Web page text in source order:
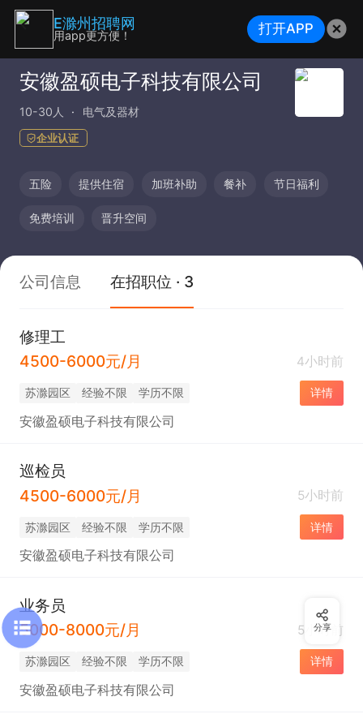
安徽盈硕电子科技有限公司
10-30人 电气及器材
企业认证
五险 提供住宿 加班补助 餐补 节日福利
免费培训 晋升空间
公司信息 在招职位 · 3
修理工
4500-6000元/月
4小时前
苏滁园区 经验不限 学历不限 详情
安徽盈硕电子科技有限公司
巡检员
4500-6000元/月
5小时前
苏滁园区 经验不限 学历不限 详情
安徽盈硕电子科技有限公司
业务员
5000-8000元/月
5小时前
苏滁园区 经验不限 学历不限 详情
安徽盈硕电子科技有限公司
分享
E滁州招聘网
用app更方便！ 打开APP